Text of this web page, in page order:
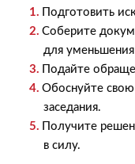
Подготовить
Соберите
для
Подайте
Обоснуйте
заседания.
Получите
в силу.